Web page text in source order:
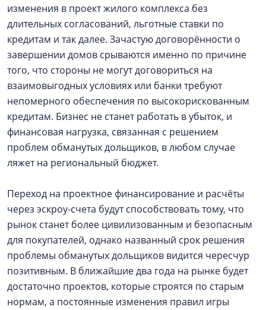
изменения в проект жилого комплекса без
длительных согласований, льготные ставки по
кредитам и так далее. Зачастую договорённости о
завершении домов срываются именно по причине
того, что стороны не могут договориться на
взаимовыгодных условиях или банки требуют
непомерного обеспечения по высокорискованным
кредитам. Бизнес не станет работать в убыток, и
финансовая нагрузка, связанная с решением
проблем обманутых дольщиков, в любом случае
ляжет на региональный бюджет.
Переход на проектное финансирование и расчёты
через эскроу-счета будут способствовать тому, что
рынок станет более цивилизованным и безопасным
для покупателей, однако названный срок решения
проблемы обманутых дольщиков видится чересчур
позитивным. В ближайшие два года на рынке будет
достаточно проектов, которые строятся по старым
нормам, а постоянные изменения правил игры